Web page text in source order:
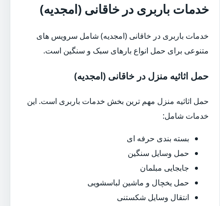
خدمات باربری در خاقانی (امجدیه)
خدمات باربری در خاقانی (امجدیه) شامل سرویس های
متنوعی برای حمل انواع بارهای سبک و سنگین است.
حمل اثاثیه منزل در خاقانی (امجدیه)
حمل اثاثیه منزل مهم ترین بخش خدمات باربری است. این
خدمات شامل:
بسته بندی حرفه ای
حمل وسایل سنگین
جابجایی مبلمان
حمل یخچال و ماشین لباسشویی
انتقال وسایل شکستنی